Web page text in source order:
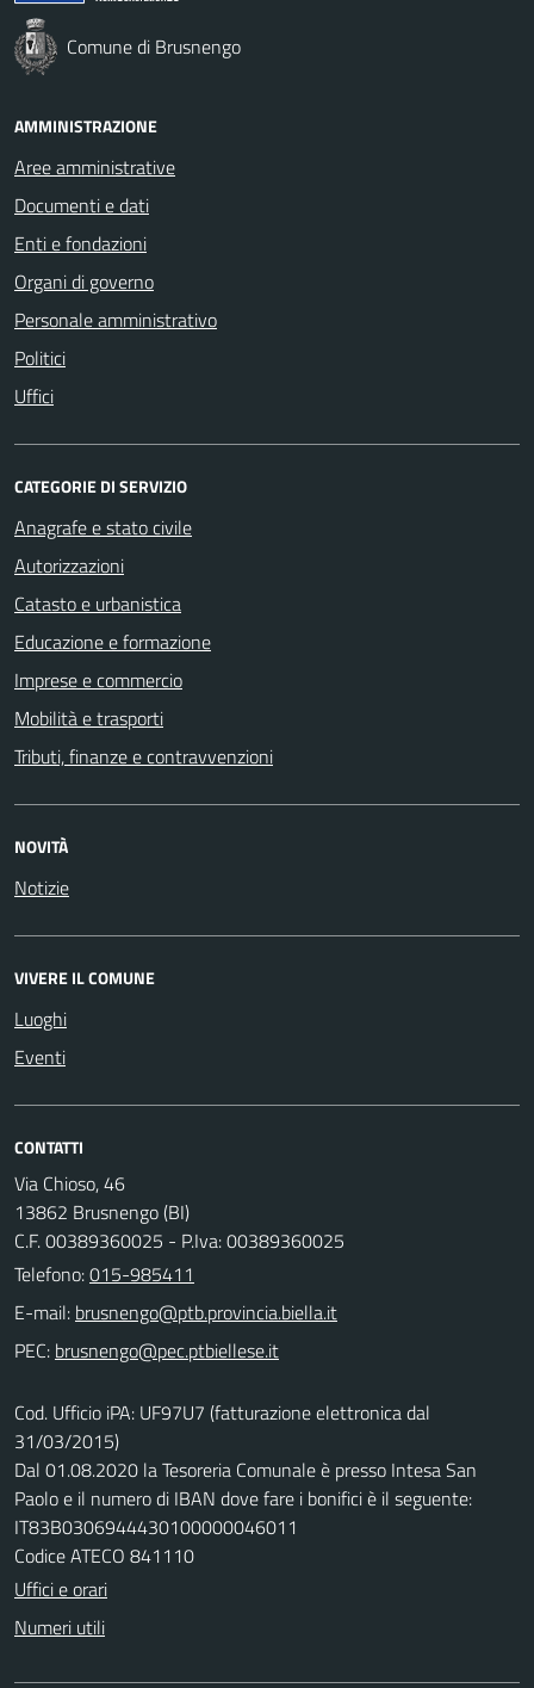
Comune di Brusnengo
AMMINISTRAZIONE
Aree amministrative
Documenti e dati
Enti e fondazioni
Organi di governo
Personale amministrativo
Politici
Uffici
CATEGORIE DI SERVIZIO
Anagrafe e stato civile
Autorizzazioni
Catasto e urbanistica
Educazione e formazione
Imprese e commercio
Mobilità e trasporti
Tributi, finanze e contravvenzioni
NOVITÀ
Notizie
VIVERE IL COMUNE
Luoghi
Eventi
CONTATTI
Via Chioso, 46
13862 Brusnengo (BI)
C.F. 00389360025 - P.Iva: 00389360025
Telefono:015-985411
E-mail:
PEC:
Cod. Ufficio iPA: UF97U7 (fatturazione elettronica dal
31/03/2015)
Dal 01.08.2020 la Tesoreria Comunale è presso Intesa San
Paolo e il numero di IBAN dove fare i bonifici è il seguente:
IT83B0306944430100000046011
Codice ATECO 841110
Uffici e orari
Numeri utili